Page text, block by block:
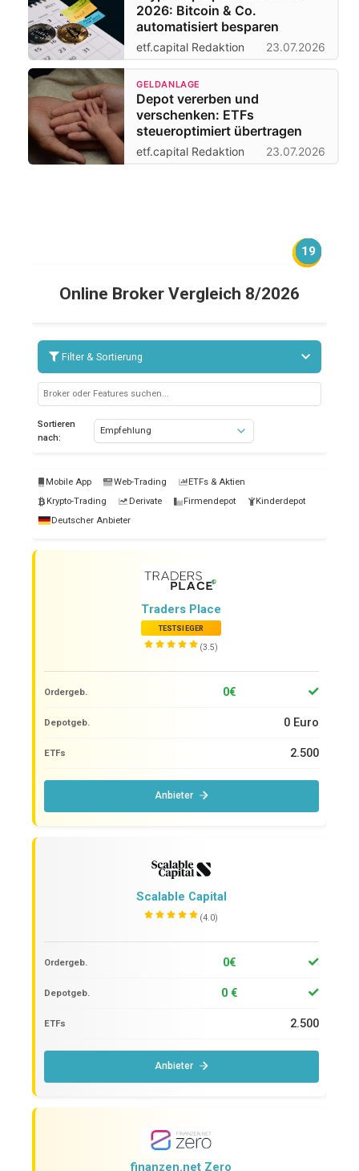
2026: Bitcoin & Co.
automatisiert besparen
etf.capital Redaktion 23.07.2026
GELDANLAGE
Depot vererben und
verschenken: ETFs
steueroptimiert übertragen
etf.capital Redaktion 23.07.2026